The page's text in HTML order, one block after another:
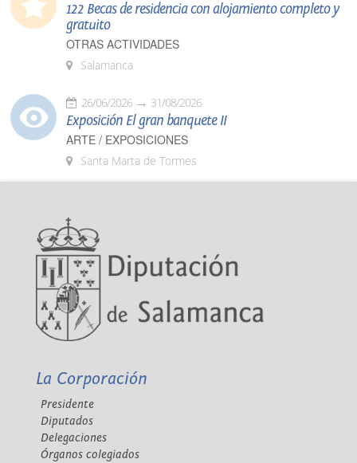
122 Becas de residencia con alojamiento completo y
gratuito
OTRAS ACTIVIDADES
Salamanca
26/06/2026 31/08/2026
Exposición El gran banquete II
ARTE / EXPOSICIONES
Santa Marta de Tormes
La Corporación
Presidente
Diputados
Delegaciones
Órganos colegiados